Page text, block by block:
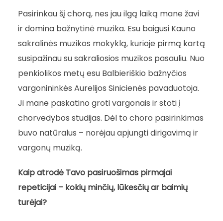
Pasirinkau šį chorą, nes jau ilgą laiką mane žavi
ir domina bažnytinė muzika. Esu baigusi Kauno
sakralinės muzikos mokyklą, kurioje pirmą kartą
susipažinau su sakraliosios muzikos pasauliu. Nuo
penkiolikos metų esu Balbieriškio bažnyčios
vargonininkės Aurelijos Sinicienės pavaduotoja.
Ji mane paskatino groti vargonais ir stoti į
chorvedybos studijas. Dėl to choro pasirinkimas
buvo natūralus – norėjau apjungti dirigavimą ir
vargonų muziką.
Kaip atrodė Tavo pasiruošimas pirmajai
repeticijai – kokių minčių, lūkesčių ar baimių
turėjai?